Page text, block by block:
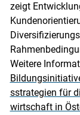
zeigt
Weitere
sstrategien für
wirtschaft in